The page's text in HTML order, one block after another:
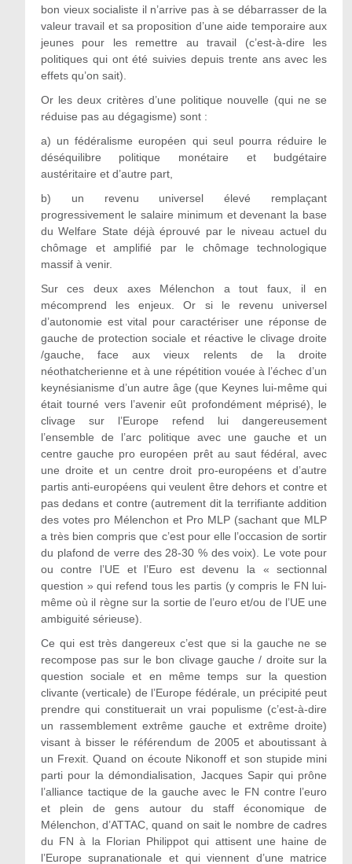
bon vieux socialiste il n’arrive pas à se débarrasser de la
valeur travail et sa proposition d’une aide temporaire aux
jeunes pour les remettre au travail (c’est-à-dire les
politiques qui ont été suivies depuis trente ans avec les
effets qu’on sait).
Or les deux critères d’une politique nouvelle (qui ne se
réduise pas au dégagisme) sont :
a) un fédéralisme européen qui seul pourra réduire le
déséquilibre politique monétaire et budgétaire
austéritaire et d’autre part,
b) un revenu universel élevé remplaçant
progressivement le salaire minimum et devenant la base
du Welfare State déjà éprouvé par le niveau actuel du
chômage et amplifié par le chômage technologique
massif à venir.
Sur ces deux axes Mélenchon a tout faux, il en
mécomprend les enjeux. Or si le revenu universel
d’autonomie est vital pour caractériser une réponse de
gauche de protection sociale et réactive le clivage droite
/gauche, face aux vieux relents de la droite
néothatcherienne et à une répétition vouée à l’échec d’un
keynésianisme d’un autre âge (que Keynes lui-même qui
était tourné vers l’avenir eût profondément méprisé), le
clivage sur l’Europe refend lui dangereusement
l’ensemble de l’arc politique avec une gauche et un
centre gauche pro européen prêt au saut fédéral, avec
une droite et un centre droit pro-européens et d’autre
partis anti-européens qui veulent être dehors et contre et
pas dedans et contre (autrement dit la terrifiante addition
des votes pro Mélenchon et Pro MLP (sachant que MLP
a très bien compris que c’est pour elle l’occasion de sortir
du plafond de verre des 28-30 % des voix). Le vote pour
ou contre l’UE et l’Euro est devenu la « sectionnal
question » qui refend tous les partis (y compris le FN lui-
même où il règne sur la sortie de l’euro et/ou de l’UE une
ambiguité sérieuse).
Ce qui est très dangereux c’est que si la gauche ne se
recompose pas sur le bon clivage gauche / droite sur la
question sociale et en même temps sur la question
clivante (verticale) de l’Europe fédérale, un précipité peut
prendre qui constituerait un vrai populisme (c’est-à-dire
un rassemblement extrême gauche et extrême droite)
visant à bisser le référendum de 2005 et aboutissant à
un Frexit. Quand on écoute Nikonoff et son stupide mini
parti pour la démondialisation, Jacques Sapir qui prône
l’alliance tactique de la gauche avec le FN contre l’euro
et plein de gens autour du staff économique de
Mélenchon, d’ATTAC, quand on sait le nombre de cadres
du FN à la Florian Philippot qui attisent une haine de
l’Europe supranationale et qui viennent d’une matrice